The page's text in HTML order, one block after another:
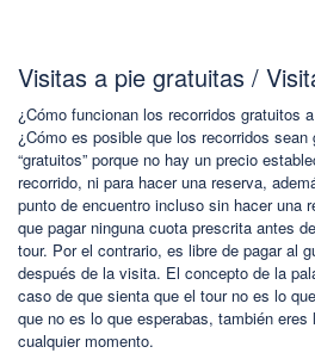
Visitas a pie gratuitas /
¿Cómo funcionan los recorridos gratuitos
¿Cómo es posible que los recorridos
“gratuitos” porque no hay un precio
recorrido, ni para hacer una reserva,
punto de encuentro incluso sin hacer una
que pagar ninguna cuota prescrita antes
tour. Por el contrario, es libre de pagar al
después de la visita. El concepto de la
caso de que sienta que el tour no es lo
que no es lo que esperabas, también eres
cualquier momento.